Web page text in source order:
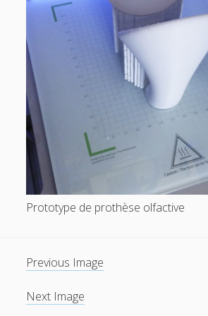
Prototype de prothèse olfactive
Previous Image
Next Image